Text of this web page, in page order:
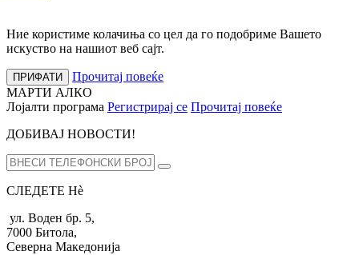
Ние користиме колачиња со цел да го подобриме Вашето
искуство на нашиот веб сајт.
ПРИФАТИ
Прочитај повеќе
МАРТИ АЛКО
Лојалти програма Регистрирај се Прочитај повеќе
ДОБИВАЈ НОВОСТИ!
СЛЕДЕТЕ Нѐ
ул. Воден бр. 5,
7000 Битола,
Северна Македонија